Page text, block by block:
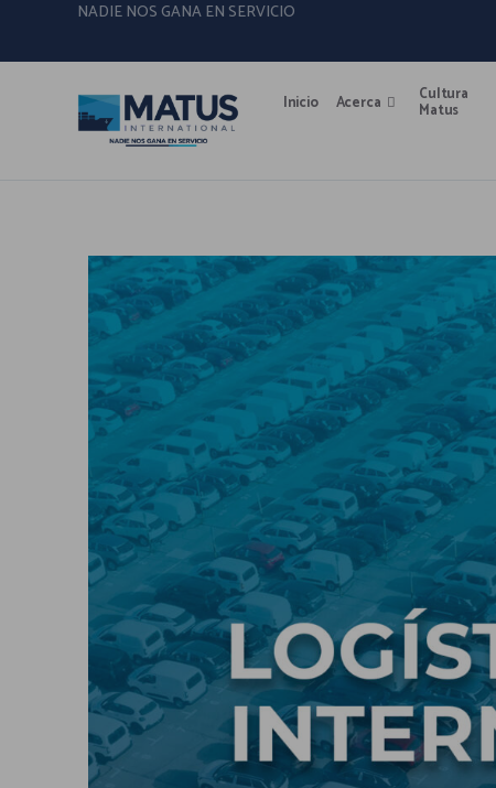
NADIE NOS GANA EN SERVICIO
Inicio Acerca Cultura
Matus